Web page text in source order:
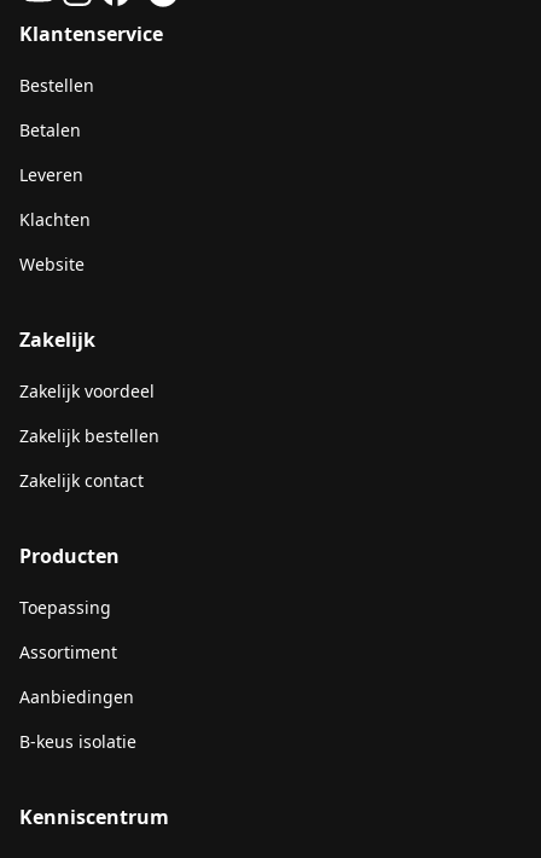
Klantenservice
Bestellen
Betalen
Leveren
Klachten
Website
Zakelijk
Zakelijk voordeel
Zakelijk bestellen
Zakelijk contact
Producten
Toepassing
Assortiment
Aanbiedingen
B-keus isolatie
Kenniscentrum